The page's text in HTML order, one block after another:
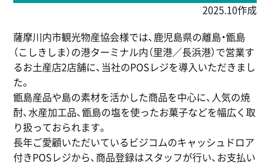
2025.10作成
薩摩川内市観光物産協会様では、鹿児島県の離島・甑島
（こしきしま）の港ターミナル内（里港／長浜港）で営業す
るお土産店2店舗に、当社のPOSレジを導入いただきまし
た。
甑島産品や島の素材を活かした商品を中心に、人気の焼
酎、水産加工品、甑島の塩を使ったお菓子などを幅広く取
り扱っておられます。
長年ご愛顧いただいているビジコムのキャッシュドロア
付きPOSレジから、商品登録はスタッフが行い、お支払い